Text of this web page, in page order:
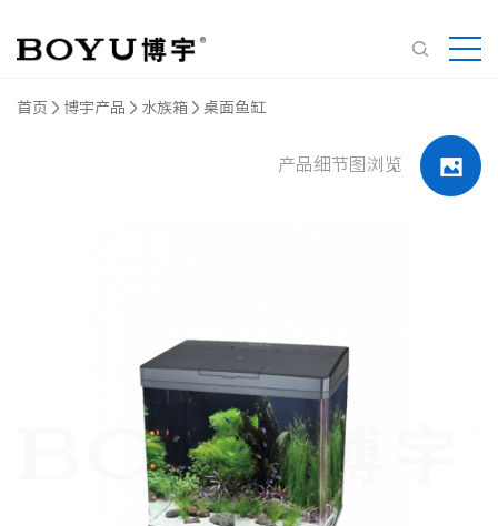
首页 博宇产品 水族箱 桌面鱼缸
产品细节图浏览